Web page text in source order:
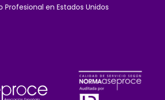
en Estados Unidos